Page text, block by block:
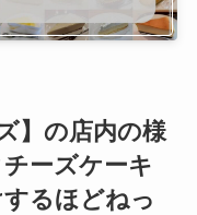
】の店内の様
ーズケーキ
るほどねっ